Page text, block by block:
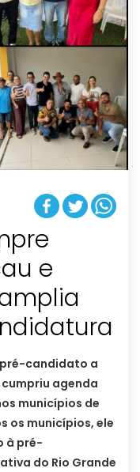
e
pré-candidato a
agenda
municípios de
os municípios, ele
à pré-
do Rio Grande